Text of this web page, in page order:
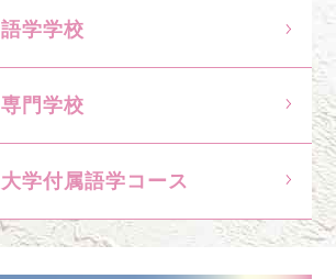
語学学校
専門学校
大学付属語学コース